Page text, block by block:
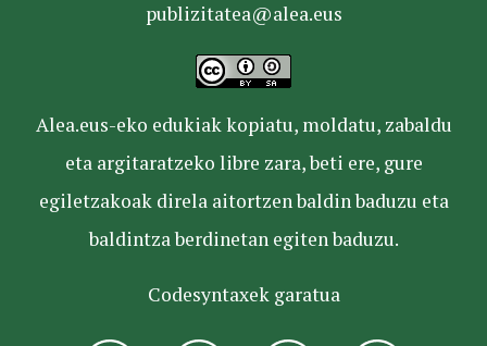
publizitatea@alea.eus
Alea.eus-eko edukiak kopiatu, moldatu, zabaldu
eta argitaratzeko libre zara, beti ere, gure
egiletzakoak direla aitortzen baldin baduzu eta
baldintza berdinetan egiten baduzu.
Codesyntaxek garatua